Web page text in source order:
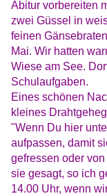
Abitur vorbereiten
zwei Güssel in
feinen
Mai. Wir hatten
Wiese am See.
Schulaufgaben.
Eines schönen
kleines
"Wenn Du hier
aufpassen, damit
gefressen oder
sie gesagt, so ich
14.00 Uhr, wenn